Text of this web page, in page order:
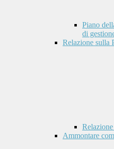
Piano
di
Relazione sulla
Ammontare